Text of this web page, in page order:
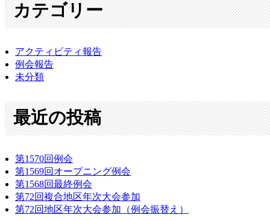
カテゴリー
アクティビティ報告
例会報告
未分類
最近の投稿
第1570回例会
第1569回オープニング例会
第1568回最終例会
第72回複合地区年次大会参加
第72回地区年次大会参加（例会振替え）